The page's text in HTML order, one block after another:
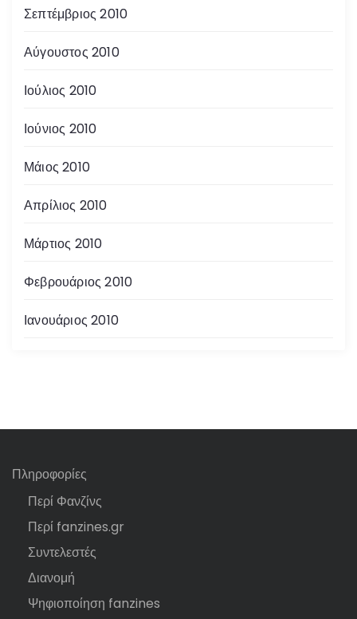
Σεπτέμβριος 2010
Αύγουστος 2010
Ιούλιος 2010
Ιούνιος 2010
Μάιος 2010
Απρίλιος 2010
Μάρτιος 2010
Φεβρουάριος 2010
Ιανουάριος 2010
Πληροφορίες
Περί Φανζίνς
Περί fanzines.gr
Συντελεστές
Διανομή
Ψηφιοποίηση fanzines